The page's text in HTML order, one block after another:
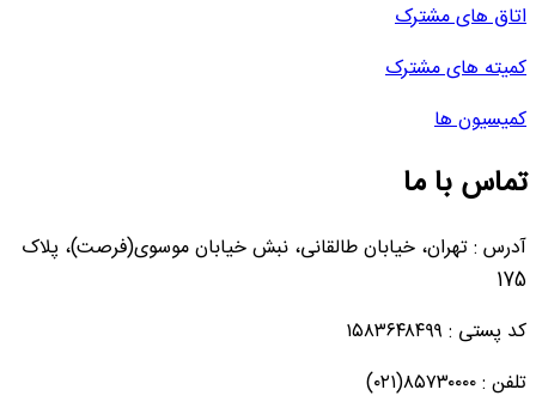
اتاق های مشترک
کمیته های مشترک
کمیسیون ها
تماس با ما
آدرس : تهران، خیابان طالقانی، نبش خیابان موسوی(فرصت)، پلاک
175
کد پستی : ۱۵۸۳۶۴۸۴۹۹
تلفن : ۸۵۷۳۰۰۰۰(۰۲۱)